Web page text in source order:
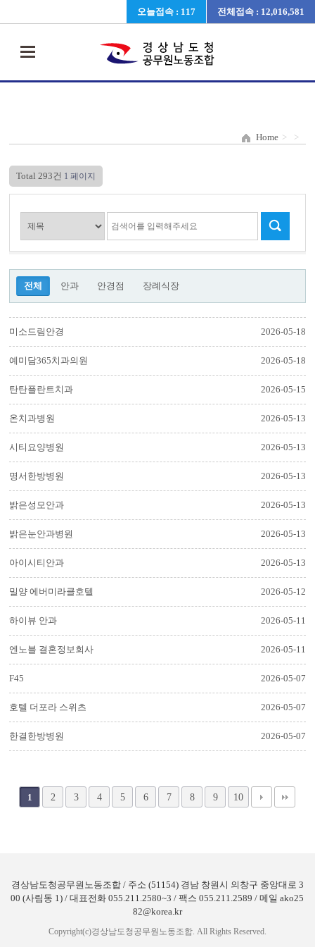
오늘접속 : 117 전체접속 : 12,016,581
Home > >
Total 293건 1 페이지
전체 안과 안경점 장례식장
미소드림안경 2026-05-18
예미담365치과의원 2026-05-18
탄탄플란트치과 2026-05-15
온치과병원 2026-05-13
시티요양병원 2026-05-13
명서한방병원 2026-05-13
밝은성모안과 2026-05-13
밝은눈안과병원 2026-05-13
아이시티안과 2026-05-13
밀양 에버미라클호텔 2026-05-12
하이뷰 안과 2026-05-11
엔노블 결혼정보회사 2026-05-11
F45 2026-05-07
호텔 더포라 스위츠 2026-05-07
한결한방병원 2026-05-07
1 2 3 4 5 6 7 8 9 10
경상남도청공무원노동조합 / 주소 (51154) 경남 창원시 의창구 중앙대로 3
00 (사림동 1) / 대표전화 055.211.2580~3 / 팩스 055.211.2589 / 메일 ako25
82@korea.kr
Copyright(c)경상남도청공무원노동조합. All Rights Reserved.